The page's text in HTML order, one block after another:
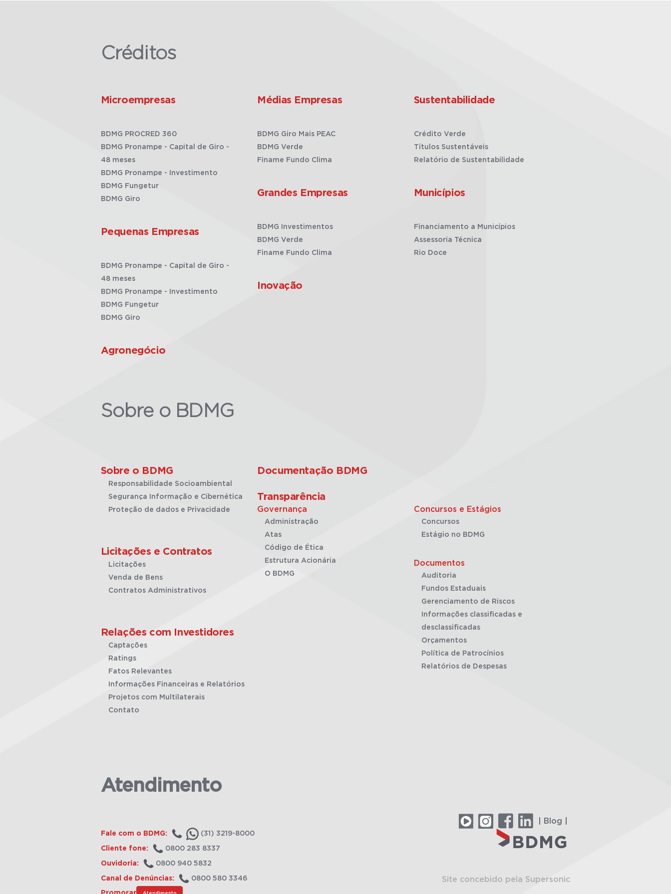
Créditos
Microempresas
BDMG PROCRED 360
BDMG Pronampe - Capital de Giro -
48 meses
BDMG Pronampe - Investimento
BDMG Fungetur
BDMG Giro
Pequenas Empresas
BDMG Pronampe - Capital de Giro -
48 meses
BDMG Pronampe - Investimento
BDMG Fungetur
BDMG Giro
Agronegócio
Médias Empresas
BDMG Giro Mais PEAC
BDMG Verde
Finame Fundo Clima
Grandes Empresas
BDMG Investimentos
BDMG Verde
Finame Fundo Clima
Inovação
Sustentabilidade
Crédito Verde
Títulos Sustentáveis
Relatório de Sustentabilidade
Municípios
Financiamento a Municípios
Assessoria Técnica
Rio Doce
Sobre o BDMG
Sobre o BDMG
Responsabilidade Socioambiental
Segurança Informação e Cibernética
Proteção de dados e Privacidade
Licitações e Contratos
Licitações
Venda de Bens
Contratos Administrativos
Relações com Investidores
Captações
Ratings
Fatos Relevantes
Informações Financeiras e Relatórios
Projetos com Multilaterais
Contato
Documentação BDMG
Transparência
Governança
Administração
Atas
Código de Ética
Estrutura Acionária
O BDMG
Concursos e Estágios
Concursos
Estágio no BDMG
Documentos
Auditoria
Fundos Estaduais
Gerenciamento de Riscos
Informações classificadas e
desclassificadas
Orçamentos
Política de Patrocínios
Relatórios de Despesas
Atendimento
Fale com o BDMG: (31) 3219-8000
Cliente fone: 0800 283 8337
Ouvidoria: 0800 940 5832
Canal de Denúncias: 0800 580 3346
Atendimento
| Blog |
Site concebido pela Supersonic